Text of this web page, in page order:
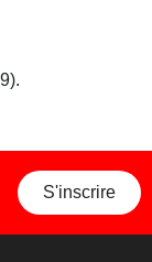
S'inscrire